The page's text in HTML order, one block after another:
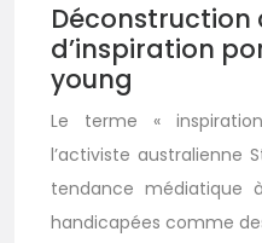
Déconstruction
d’inspiration
young
Le terme «
l’activiste australienne
tendance médiatique
handicapées comme